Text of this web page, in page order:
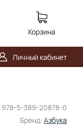
Корзина
Личный кабинет
978-5-389-20878-0
Бренд: Азбука